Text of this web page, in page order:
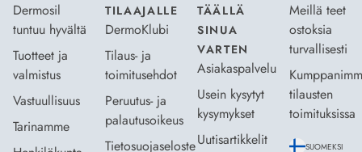
Dermosil
tuntuu hyvältä
Tuotteet ja
valmistus
Vastuullisuus
Tarinamme
TILAAJALLE
DermoKlubi
Tilaus- ja
toimitusehdot
Peruutus- ja
palautusoikeus
Tietosuojaseloste
TÄÄLLÄ
SINUA
VARTEN
Asiakaspalvelu
Usein kysytyt
kysymykset
Uutisartikkelit
Meillä teet
ostoksia
turvallisesti
tilausten
toimituksissa
SUOMEKSI